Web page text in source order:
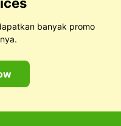
banyak promo